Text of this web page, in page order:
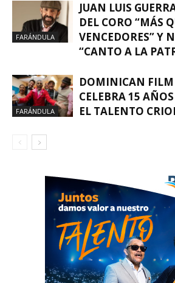
FARÁNDULA
JUAN LUIS
DEL CORO “MÁS
VENCEDORES” Y
“CANTO A LA
FARÁNDULA
DOMINICAN FILM
CELEBRA 15
EL TALENTO